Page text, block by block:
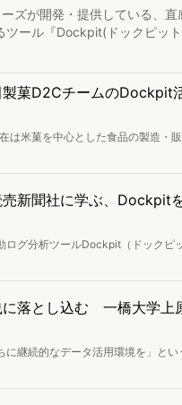
ズが開発・提供している、
ール『Dockpit(ドックピッ
菓D2CチームのDockpit
は米菓を中心とした食品の製造・
いて国内トップシェアを持つ国内
変化したのか、マーケティング戦
新聞社に学ぶ、Dockpit
グ分析ツールDockpit（ドックピ
聞東京本社の西嶌 徹氏が登壇。
その取り組みをレポートします。
に落とし込む 一橋大学上
継続的なデータ活用環境を」と
ています。なぜ学生のうちからデ